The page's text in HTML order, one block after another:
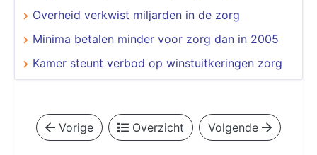
Overheid verkwist miljarden in de zorg
Minima betalen minder voor zorg dan in 2005
Kamer steunt verbod op winstuitkeringen zorg
Vorige Overzicht Volgende